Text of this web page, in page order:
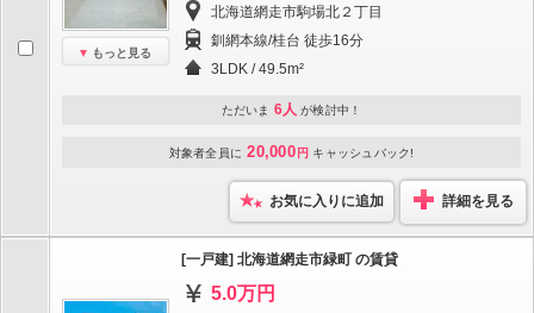
もっと見る
北海道網走市駒場北２丁目
釧網本線/桂台 徒歩16分
3LDK / 49.5m²
ただいま 6人 が検討中！
対象者全員に 20,000 円 キャッシュバック!
お気に入りに追加 詳細を見る
[一戸建] 北海道網走市緑町 の賃貸
5.0万円